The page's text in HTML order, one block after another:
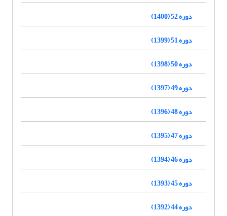
دوره 52 (1400)
دوره 51 (1399)
دوره 50 (1398)
دوره 49 (1397)
دوره 48 (1396)
دوره 47 (1395)
دوره 46 (1394)
دوره 45 (1393)
دوره 44 (1392)